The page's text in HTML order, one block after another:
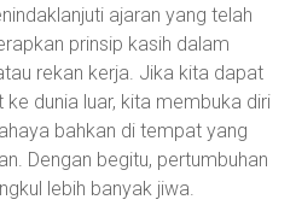
ajaran yang telah
prinsip kasih dalam
rekan kerja. Jika kita dapat
dunia luar, kita membuka diri
bahkan di tempat yang
Dengan begitu, pertumbuhan
lebih banyak jiwa.